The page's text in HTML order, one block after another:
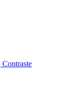
Contraste